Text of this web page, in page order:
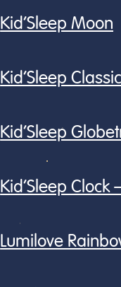
Kid’Sleep Moon
Kid’Sleep Classic
Kid’Sleep
Kid’Sleep Clock
Lumilove